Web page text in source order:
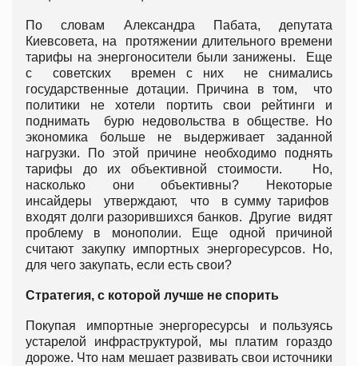
По словам Александра Пабата, депутата
Киевсовета, на протяжении длительного времени
тарифы на энергоносители были занижены. Еще
с советских времен с них не снимались
государственные дотации. Причина в том, что
политики не хотели портить свои рейтинги и
поднимать бурю недовольства в обществе. Но
экономика больше не выдерживает заданной
нагрузки. По этой причине необходимо поднять
тарифы до их объективной стоимости. Но,
насколько они объективны? Некоторые
инсайдеры утверждают, что в сумму тарифов
входят долги разорившихся банков. Другие видят
проблему в монополии. Еще одной причиной
считают закупку импортных энергоресурсов. Но,
для чего закупать, если есть свои?
Стратегия, с которой лучше не спорить
Покупая импортные энергоресурсы и пользуясь
устарелой инфраструктурой, мы платим гораздо
дороже. Что нам мешает развивать свои источники